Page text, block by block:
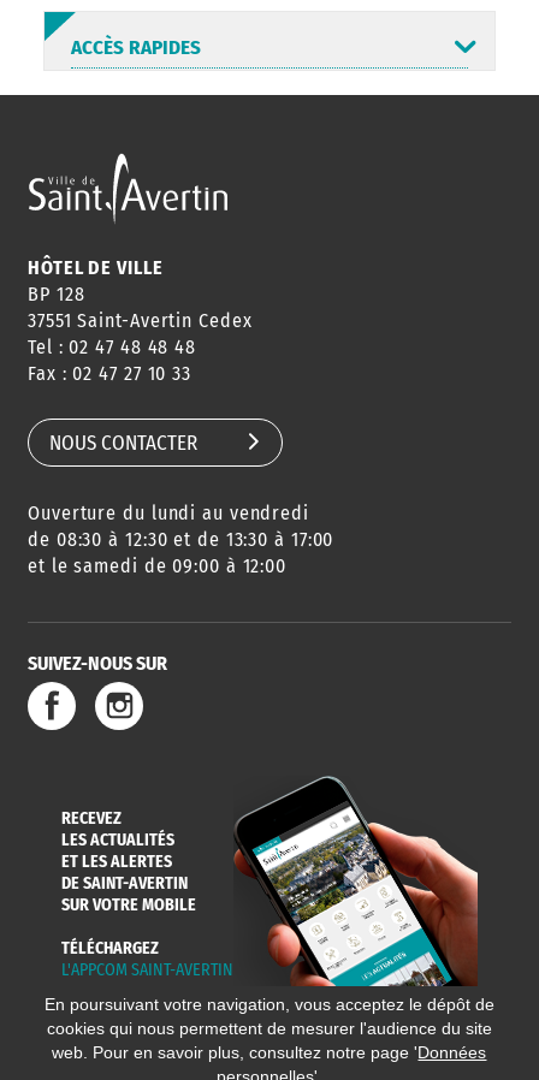
ACCÈS RAPIDES
ANNUAIRE
HORAIRES
CONSEILS
DE QUARTIER
AGENDA
DES SORTIES
URBANISME
SERVICE
DE L'EAU
HÔTEL DE VILLE
BP 128
37551 Saint-Avertin Cedex
Tel : 02 47 48 48 48
Fax : 02 47 27 10 33
NOUS CONTACTER
Ouverture du lundi au vendredi
de 08:30 à 12:30 et de 13:30 à 17:00
et le samedi de 09:00 à 12:00
SUIVEZ-NOUS SUR
RECEVEZ
LES ACTUALITÉS
ET LES ALERTES
DE SAINT-AVERTIN
SUR VOTRE MOBILE
TÉLÉCHARGEZ
L'APPCOM SAINT-AVERTIN
En poursuivant votre navigation, vous acceptez le dépôt de
cookies qui nous permettent de mesurer l'audience du site
web. Pour en savoir plus, consultez notre page 'Données